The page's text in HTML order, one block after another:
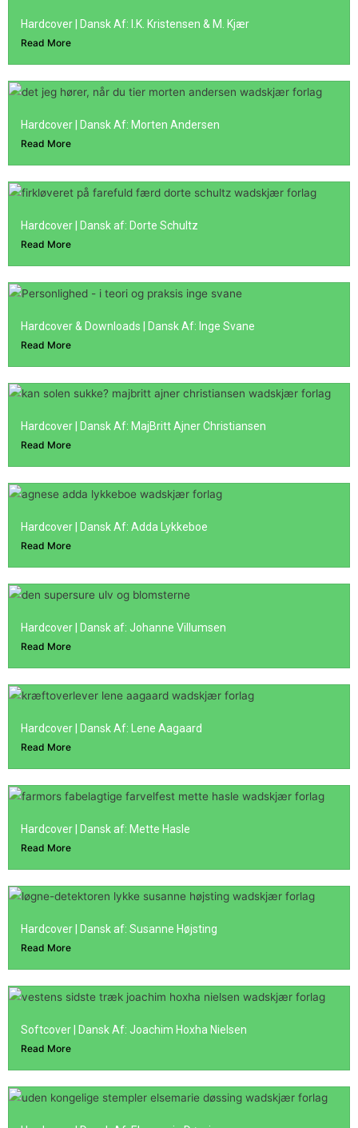
Hardcover | Dansk Af: I.K. Kristensen & M. Kjær
Read More
Hardcover | Dansk Af: Morten Andersen
Read More
Hardcover | Dansk af: Dorte Schultz
Read More
Hardcover & Downloads | Dansk Af: Inge Svane
Read More
Hardcover | Dansk Af: MajBritt Ajner Christiansen
Read More
Hardcover | Dansk Af: Adda Lykkeboe
Read More
Hardcover | Dansk af: Johanne Villumsen
Read More
Hardcover | Dansk Af: Lene Aagaard
Read More
Hardcover | Dansk af: Mette Hasle
Read More
Hardcover | Dansk af: Susanne Højsting
Read More
Softcover | Dansk Af: Joachim Hoxha Nielsen
Read More